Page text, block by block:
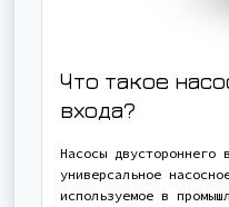
Что такое
входа?
Насосы
универсальное
используемое в